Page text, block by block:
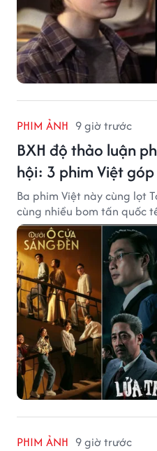
PHIM ẢNH 9 giờ trước
BXH độ thảo luận
hội: 3 phim Việt
Ba phim Việt này cùng lọt
cùng nhiều bom tấn quốc
PHIM ẢNH 9 giờ trước